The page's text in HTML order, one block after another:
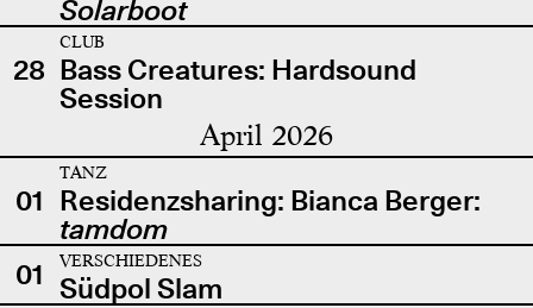
Solarboot
28
CLUB
Bass Creatures: Hardsound
Session
April 2026
01
TANZ
Residenzsharing: Bianca Berger:
tamdom
01
VERSCHIEDENES
Südpol Slam